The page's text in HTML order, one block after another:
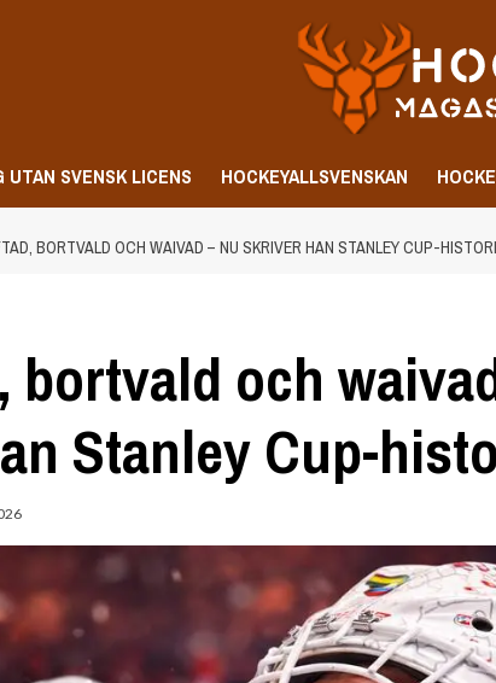
UTAN SVENSK LICENS HOCKEYALLSVENSKAN
BORTVALD OCH WAIVAD – NU SKRIVER HAN STANLEY CUP-
bortvald och
Stanley Cup-